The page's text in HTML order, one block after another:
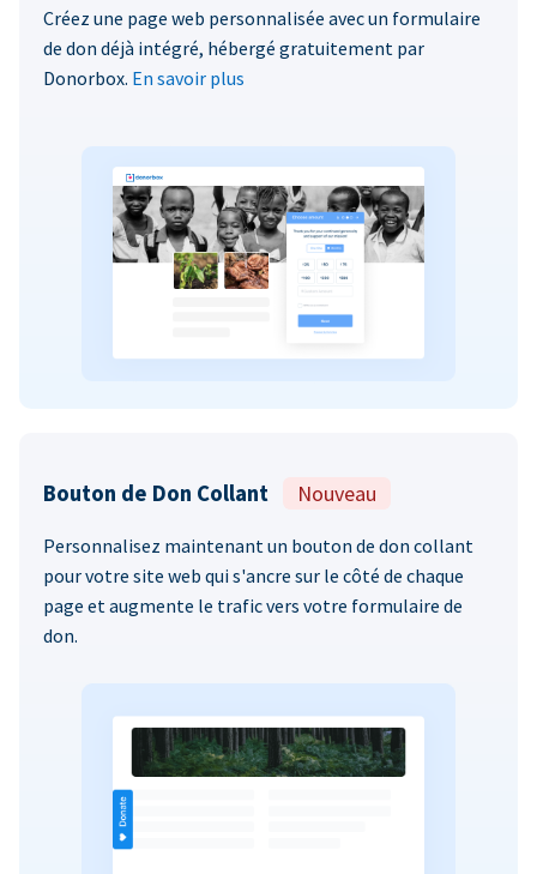
Créez une page web personnalisée avec un formulaire
de don déjà intégré, hébergé gratuitement par
Donorbox. En savoir plus
Bouton de Don Collant Nouveau
Personnalisez maintenant un bouton de don collant
pour votre site web qui s'ancre sur le côté de chaque
page et augmente le trafic vers votre formulaire de
don.